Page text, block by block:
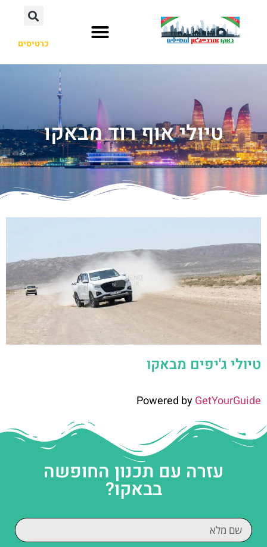
כרטיסים
טיולי אוף רוד מבאקו
טיולי ג'יפים מבאקו
Powered byGetYourGuide
עזרה עם תכנון החופשה
בבאקו?